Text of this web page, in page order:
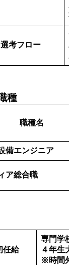
選考フロー
種
職種名
備エンジニア
ア総合職
任給
専門学
４年生
※時間